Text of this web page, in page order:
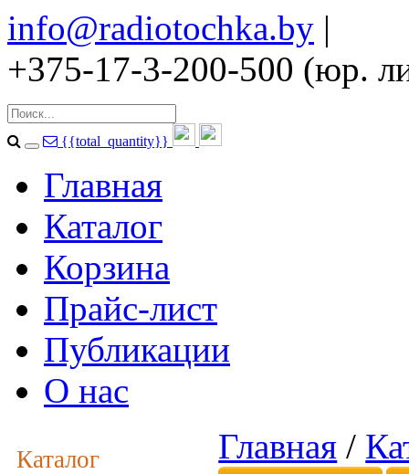
info@radiotochka.by |
+375-17-3-200-500 (юр.
{{total_quantity}}
Главная
Каталог
Корзина
Прайс-лист
Публикации
О нас
Каталог Главная /